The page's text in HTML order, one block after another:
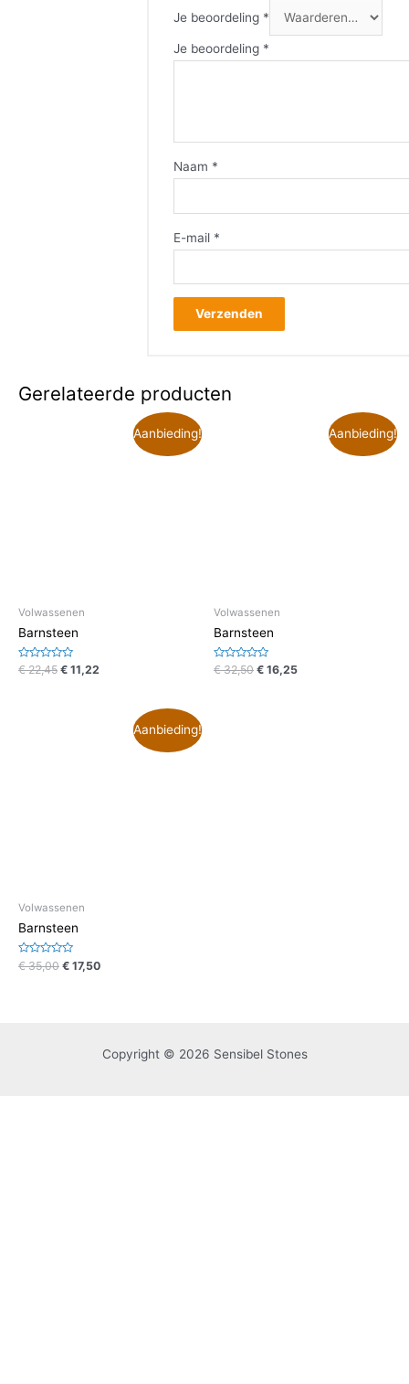
Je beoordeling *
Je beoordeling *
Naam *
E-mail *
Gerelateerde producten
Aanbieding!
Volwassenen
Barnsteen
Waardering
0
€22,45 € 11,22
Aanbieding!
Volwassenen
Barnsteen
Waardering
0
€32,50 € 16,25
Aanbieding!
Volwassenen
Barnsteen
Waardering
0
€35,00 € 17,50
Copyright © 2026 Sensibel Stones